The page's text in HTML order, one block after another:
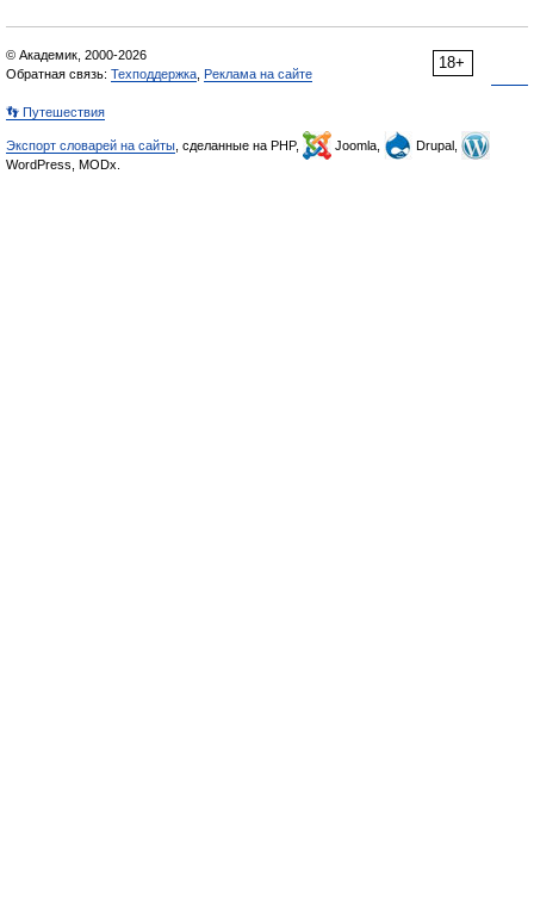
18+
© Академик, 2000-2026
Обратная связь: Техподдержка Реклама на сайте
👣 Путешествия
Экспорт словарей на сайты , сделанные на PHP, Joomla,
Drupal,
WordPress, MODx.